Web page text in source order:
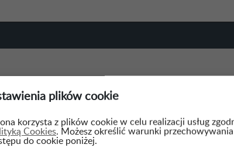
plików cookie
korzysta z plików cookie w celu realizacji usług
Cookies. Możesz określić warunki
do cookie poniżej.
WSTECZ
realizowane jest w ramach Inwestycji